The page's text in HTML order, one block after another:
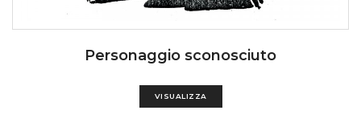
Personaggio sconosciuto
VISUALIZZA